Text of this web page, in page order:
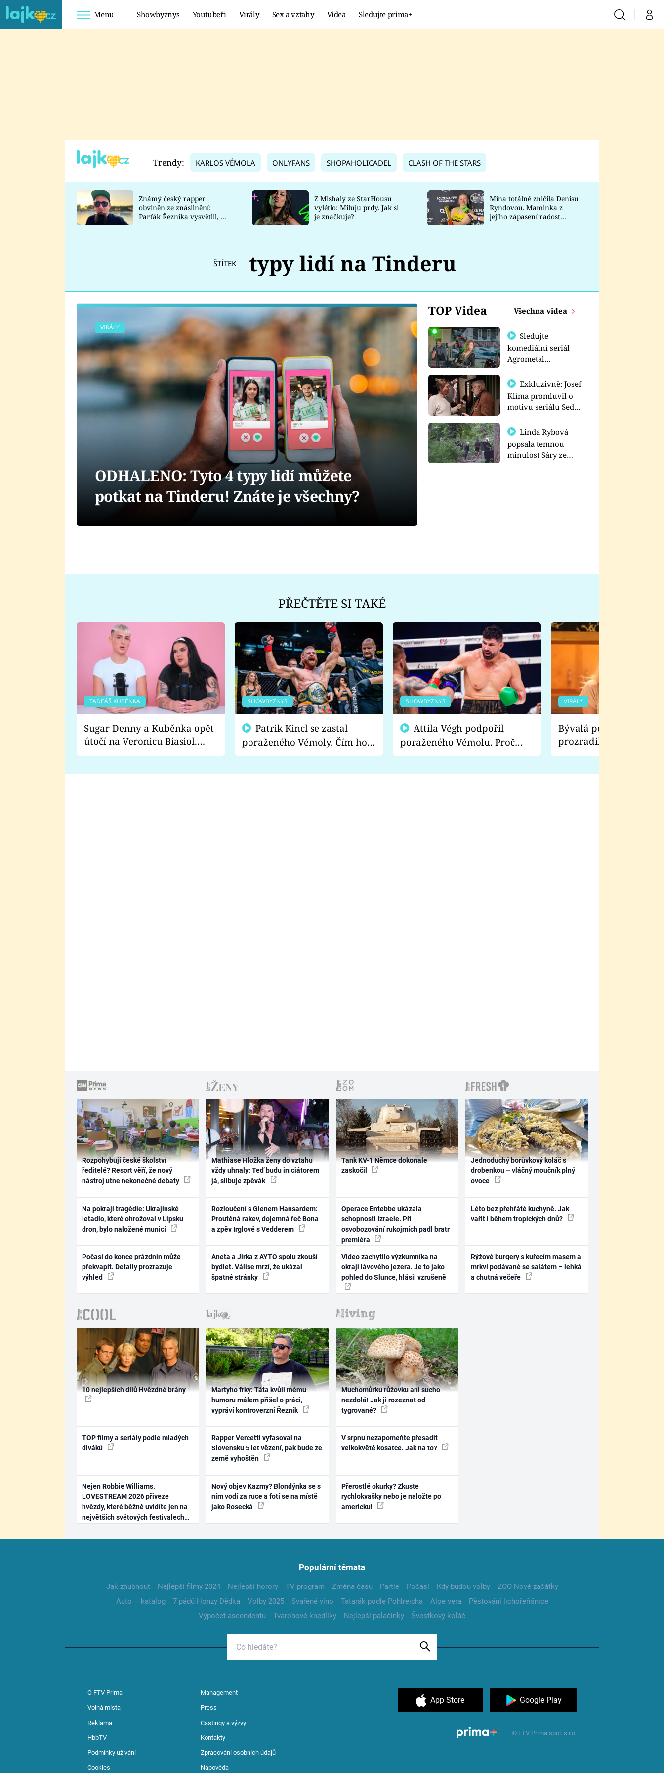
Menu Showbyznys Youtubeři Virály Sex a vztahy Videa Sledujte prima+ VyhledáváníMůj
TADEÁŠ KUBĚNKA
DATEL
Prima Lajk
Sledujte nás
Trendy: KARLOS VÉMOLA ONLYFANS SHOPAHOLICADEL CLASH OF THE STARS
Známý český rapper
obviněn ze znásilnění:
Parťák Řezníka vysvětlil, co
Z Mishaly ze StarHousu
vylétlo: Miluju prdy. Jak si
je značkuje?
Mína totálně zničila Denisu
Ryndovou. Maminka z
jejího zápasení radost
ŠTÍTEK typy lidí na Tinderu
TOP Videa Všechna videa
Sledujte
komediální seriál
Agrometal
prima+
Exkluzivně: Josef
Klíma promluvil o
motivu seriálu Sedm
Linda Rybová
popsala temnou
minulost Sáry ze
VIRÁLY
ODHALENO: Tyto 4 typy lidí můžete
potkat na Tinderu! Znáte je všechny?
PŘEČTĚTE SI TAKÉ
TADEÁŠ KUBĚNKA
Sugar Denny a Kuběnka opět
útočí na Veronicu Biasiol.
Proč je podle nich falešná a
SHOWBYZNYS
poraženého Vémoly. Čím ho
fanoušci naštvali?
SHOWBYZNYS
poraženého Vémolu. Proč
chce raději zápasit s ním než
VIRÁLY
Bývalá pornoherečka
prozradila, co ji
natáčení Euforie.
Rozpohybují české školství
ředitelé? Resort věří, že nový
nástroj utne nekonečné debaty
Na pokraji tragédie: Ukrajinské
letadlo, které ohrožoval v Lipsku
dron, bylo naložené municí
Počasí do konce prázdnin může
překvapit. Detaily prozrazuje
výhled
Mathiase Hložka ženy do vztahu
vždy uhnaly: Teď budu iniciátorem
já, slibuje zpěvák
Rozloučení s Glenem Hansardem:
Proutěná rakev, dojemná řeč Bona
a zpěv Irglové s Vedderem
Aneta a Jirka z AYTO spolu zkouší
bydlet. Válise mrzí, že ukázal
špatné stránky
Tank KV-1 Němce dokonale
zaskočil
Operace Entebbe ukázala
schopnosti Izraele. Při
osvobozování rukojmích padl bratr
premiéra
Video zachytilo výzkumníka na
okraji lávového jezera. Je to jako
pohled do Slunce, hlásil vzrušeně
Jednoduchý borůvkový koláč s
drobenkou – vláčný moučník plný
ovoce
Léto bez přehřáté kuchyně. Jak
vařit i během tropických dnů?
Rýžové burgery s kuřecím masem a
mrkví podávané se salátem – lehká
a chutná večeře
10 nejlepších dílů Hvězdné brány
TOP filmy a seriály podle mladých
diváků
Nejen Robbie Williams.
LOVESTREAM 2026 přiveze
hvězdy, které běžně uvidíte jen na
největších světových festivalech
Martyho frky: Táta kvůli mému
humoru málem přišel o práci,
vypráví kontroverzní Řezník
Rapper Vercetti vyfasoval na
Slovensku 5 let vězení, pak bude ze
země vyhoštěn
Nový objev Kazmy? Blondýnka se s
ním vodí za ruce a fotí se na místě
jako Rosecká
Muchomůrku růžovku ani sucho
nezdolá! Jak ji rozeznat od
tygrované?
V srpnu nezapomeňte přesadit
velkokvěté kosatce. Jak na to?
Přerostlé okurky? Zkuste
rychlokvašky nebo je naložte po
americku!
Populární témata
Jak zhubnout Nejlepší filmy 2024 Nejlepší horory TV program Změna času Partie Počasí Kdy budou volby
ZOO Nové začátky
Auto – katalog
7 pádů Honzy Dědka Volby 2025 Svařené víno Tatarák podle Pohlreicha Aloe vera
Pěstování lichořeřišnice
Výpočet ascendentu
Tvarohové knedlíky Nejlepší palačinky Švestkový koláč
O FTV Prima Management
Volná místa Press
Reklama Castingy a výzvy
HbbTV Kontakty
Podmínky užívání Zpracování osobních údajů
Cookies Nápověda
App Store Google Play
© FTV Prima spol. s r.o.